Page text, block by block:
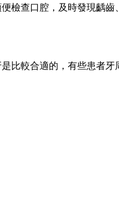
查口腔，及時發現齲齒
較合適的，有些患者牙